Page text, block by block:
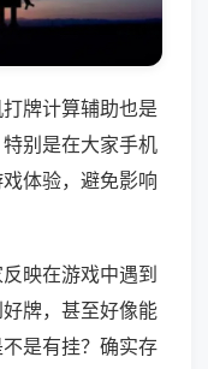
牌计算辅助也是
别是在大家手机
体验，避免影响
映在游戏中遇到
牌，甚至好像能
是有挂？确实存